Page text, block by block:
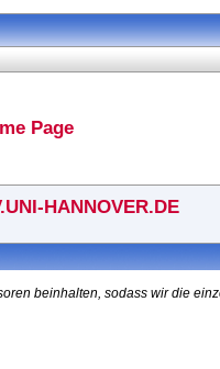
Page
HANNOVER.DE
beinhalten, sodass wir die